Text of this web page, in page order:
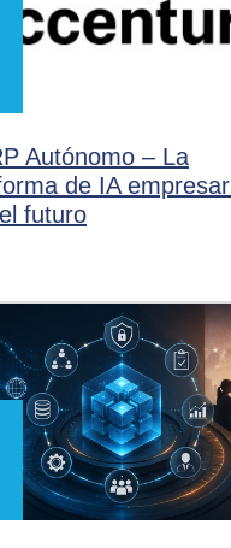
Autónomo – La
de IA
futuro